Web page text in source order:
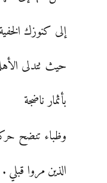
إلى كنوزك الخفية
حيث تتدلى
بأثمار ناضجة
وظباء تنضح
الذين مروا قبلي .